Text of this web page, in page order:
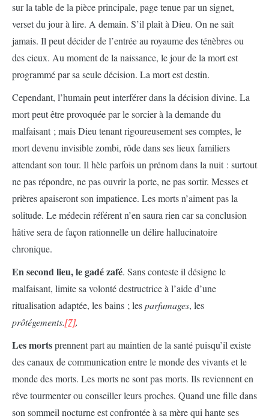
sur la table de la pièce principale, page tenue par un signet,
verset du jour à lire. A demain. S’il plaît à Dieu. On ne sait
jamais. Il peut décider de l’entrée au royaume des ténèbres ou
des cieux. Au moment de la naissance, le jour de la mort est
programmé par sa seule décision. La mort est destin.
Cependant, l’humain peut interférer dans la décision divine. La
mort peut être provoquée par le sorcier à la demande du
malfaisant ; mais Dieu tenant rigoureusement ses comptes, le
mort devenu invisible zombi, rôde dans ses lieux familiers
attendant son tour. Il hèle parfois un prénom dans la nuit : surtout
ne pas répondre, ne pas ouvrir la porte, ne pas sortir. Messes et
prières apaiseront son impatience. Les morts n’aiment pas la
solitude. Le médecin référent n’en saura rien car sa conclusion
hâtive sera de façon rationnelle un délire hallucinatoire
chronique.
En second lieu, le gadé zafé. Sans conteste il désigne le
malfaisant, limite sa volonté destructrice à l’aide d’une
ritualisation adaptée, les bains ; lesparfumages, les
prôtégements.[7].
Les mortsprennent part au maintien de la santé puisqu’il existe
des canaux de communication entre le monde des vivants et le
monde des morts. Les morts ne sont pas morts. Ils reviennent en
rêve tourmenter ou conseiller leurs proches. Quand une fille dans
son sommeil nocturne est confrontée à sa mère qui hante ses